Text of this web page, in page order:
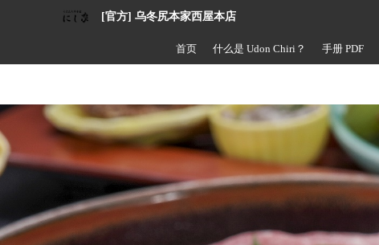
[官方] 乌冬尻本家西屋本店
首页 什么是 Udon Chiri？ 手册 PDF